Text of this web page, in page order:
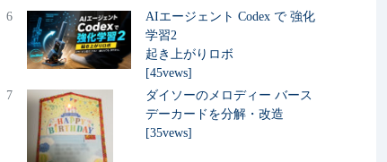
6
AIエージェント Codex で 強化
学習2
起き上がりロボ
[45vews]
7
ダイソーのメロディー バース
デーカードを分解・改造
[35vews]